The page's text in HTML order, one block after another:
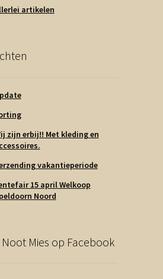
artikelen
zijn erbij!! Met kleding en
vakantieperiode
15 april Welkoop
Noord
Mies op Facebook